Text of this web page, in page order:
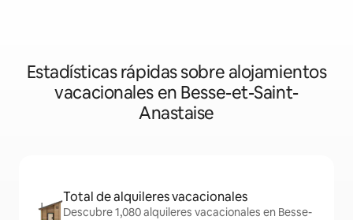
Estadísticas rápidas sobre alojamientos
vacacionales en Besse-et-Saint-
Anastaise
Total de alquileres vacacionales
Descubre 1,080 alquileres vacacionales en Besse-